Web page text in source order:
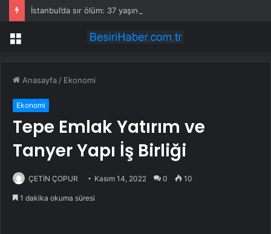
Menü
Anasayfa / Ekonomi
Ekonomi
Tepe Emlak Yatırım ve
Tanyer Yapı İş Birliği
ÇETİN ÇOPUR Kasım 14, 2022 0 10
1 dakika okuma süresi